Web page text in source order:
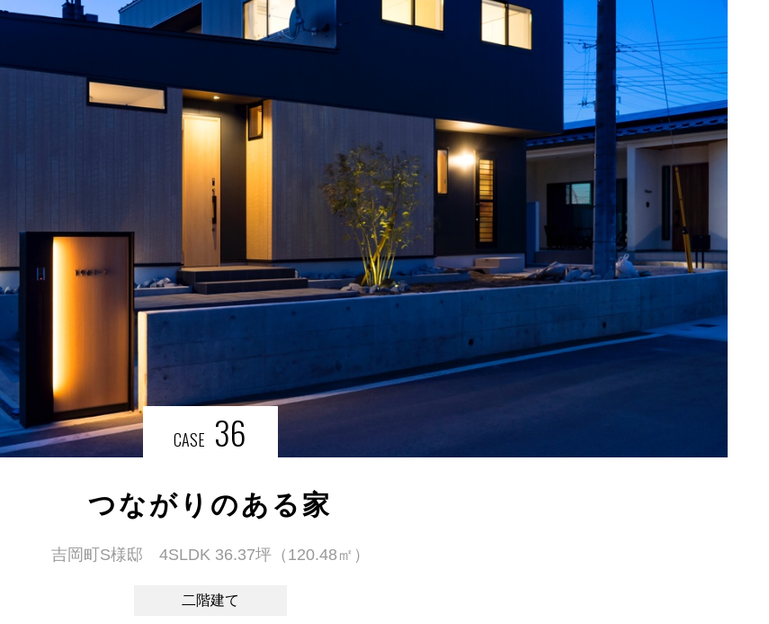
CASE 36
つながりのある家
吉岡町S様邸 4SLDK 36.37坪（120.48㎡）
二階建て